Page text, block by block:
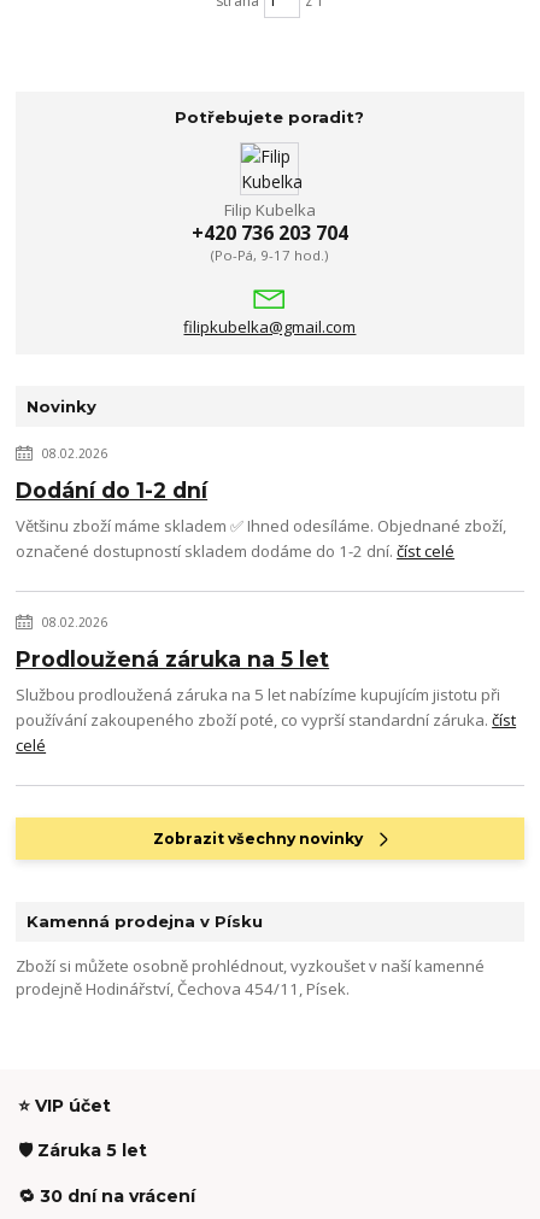
Potřebujete poradit?
Filip Kubelka
+420 736 203 704
(Po-Pá, 9-17 hod.)
filipkubelka@gmail.com
Novinky
08.02.2026
Dodání do 1-2 dní
Většinu zboží máme skladem ✅ Ihned odesíláme. Objednané zboží,
označené dostupností skladem dodáme do 1-2 dní.číst celé
08.02.2026
Prodloužená záruka na 5 let
Službou prodloužená záruka na 5 let nabízíme kupujícím jistotu při
používání zakoupeného zboží poté, co vyprší standardní záruka.číst
celé
Zobrazit všechny novinky
Kamenná prodejna v Písku
Zboží si můžete osobně prohlédnout, vyzkoušet v naší kamenné
prodejně Hodinářství, Čechova 454/11, Písek.
⭐ VIP účet
🛡️ Záruka 5 let
🔁 30 dní na vrácení